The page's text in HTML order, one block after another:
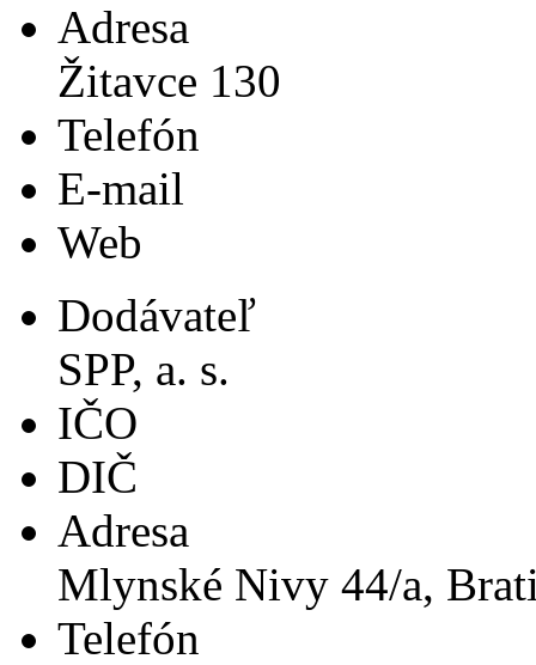
Adresa
Žitavce 130
Telefón
E-mail
Web
Dodávateľ
SPP, a. s.
IČO
DIČ
Adresa
Mlynské Nivy 44/a,
Telefón